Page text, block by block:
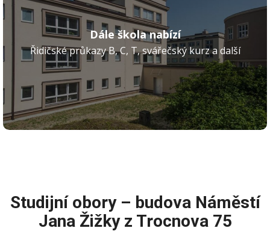
Dále škola nabízí
Řidičské průkazy B, C, T, svářečský kurz a další
Studijní obory – budova Náměstí
Jana Žižky z Trocnova 75